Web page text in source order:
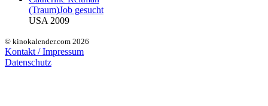
(Traum)Job gesucht
USA 2009
© kinokalender.com 2026
Kontakt / Impressum
Datenschutz